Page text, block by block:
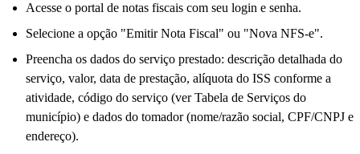
Acesse o portal de notas fiscais com seu login e senha.
Selecione a opção "Emitir Nota Fiscal" ou "Nova NFS-e".
Preencha os dados do serviço prestado: descrição detalhada do
serviço, valor, data de prestação, alíquota do ISS conforme a
atividade, código do serviço (ver Tabela de Serviços do
município) e dados do tomador (nome/razão social, CPF/CNPJ e
endereço).